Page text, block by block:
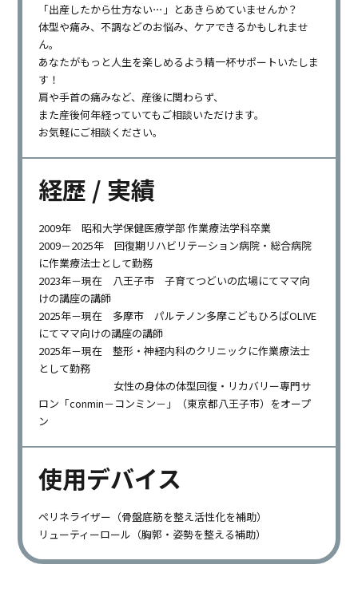
「出産したから仕方ない⋯」とあきらめていませんか？
体型や痛み、不調などのお悩み、ケアできるかもしれませ
ん。
あなたがもっと人生を楽しめるよう精一杯サポートいたしま
す！
肩や手首の痛みなど、産後に関わらず、
また産後何年経っていてもご相談いただけます。
お気軽にご相談ください。
経歴 / 実績
2009年 昭和大学保健医療学部 作業療法学科卒業
2009－2025年 回復期リハビリテーション病院・総合病院
に作業療法士として勤務
2023年－現在 八王子市 子育てつどいの広場にてママ向
けの講座の講師
2025年－現在 多摩市 パルテノン多摩こどもひろばOLIVE
にてママ向けの講座の講師
2025年－現在 整形・神経内科のクリニックに作業療法士
として勤務
女性の身体の体型回復・リカバリー専門サ
ロン「conmin－コンミン－」（東京都八王子市）をオープ
ン
使用デバイス
ペリネライザー（骨盤底筋を整え活性化を補助）
リューティーロール（胸郭・姿勢を整える補助）